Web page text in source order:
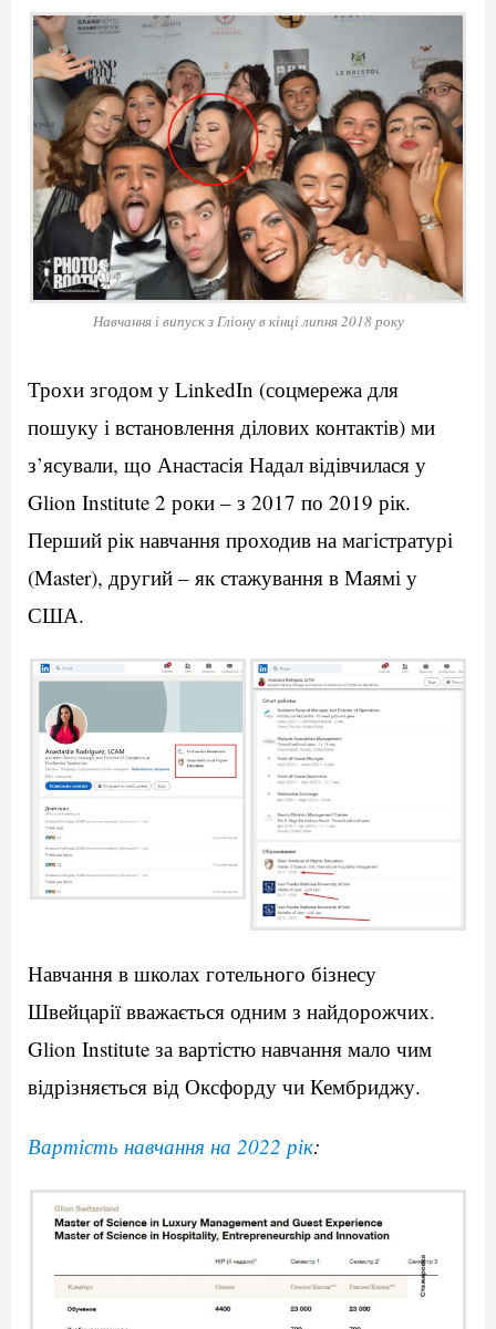
Навчання і випуск з Гліону в кінці липня 2018 року
Трохи згодом у LinkedIn (соцмережа для
пошуку і встановлення ділових контактів) ми
з’ясували, що Анастасія Надал відівчилася у
Glion Institute 2 роки – з 2017 по 2019 рік.
Перший рік навчання проходив на магістратурі
(Master), другий – як стажування в Маямі у
США.
Навчання в школах готельного бізнесу
Швейцарії вважається одним з найдорожчих.
Glion Institute за вартістю навчання мало чим
відрізняється від Оксфорду чи Кембриджу.
Вартість навчання на 2022 рік: